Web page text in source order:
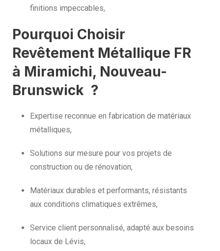
finitions impeccables,
Pourquoi Choisir
Revêtement Métallique FR
à Miramichi, Nouveau-
Brunswick ?
Expertise reconnue en fabrication de matériaux
métalliques,
Solutions sur mesure pour vos projets de
construction ou de rénovation,
Matériaux durables et performants, résistants
aux conditions climatiques extrêmes,
Service client personnalisé, adapté aux besoins
locaux de Lévis,